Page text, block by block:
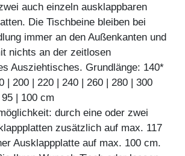
auch einzeln ausklappbaren
Die Tischbeine bleiben bei
immer an den Außenkanten und
nichts an der zeitlosen
Ausziehtisches. Grundlänge: 140*
| 200 | 220 | 240 | 260 | 280 | 300
| 100 cm
durch eine oder zwei
zusätzlich auf max. 117
Ausklappplatte auf max. 100 cm.